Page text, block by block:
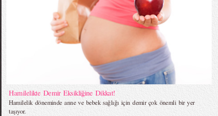
Hamilelikte Demir Eksikliğine Dikkat!
Hamilelik döneminde anne ve bebek sağlığı için demir çok önemli bir yer
taşıyor.